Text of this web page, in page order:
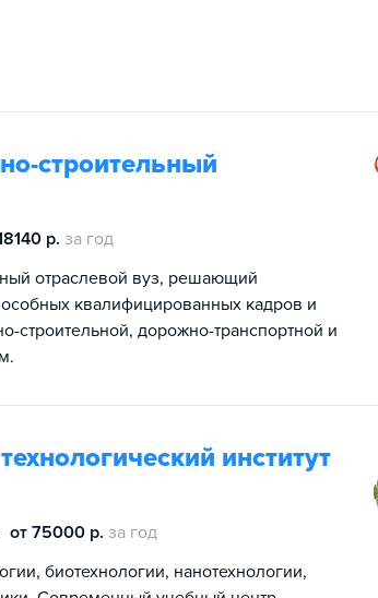
строительный
р. за год
отраслевой вуз, решающий
квалифицированных кадров и
строительной, дорожно-транспортной и
институт
от 75000 р. за год
биотехнологии, нанотехнологии,